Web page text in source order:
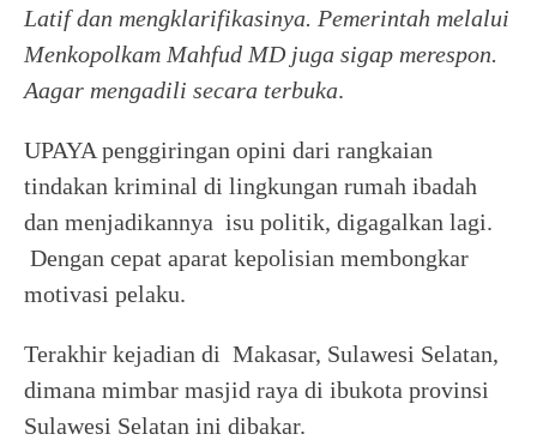
Latif dan mengklarifikasinya. Pemerintah melalui
Menkopolkam Mahfud MD juga sigap merespon.
Aagar mengadili secara terbuka.
UPAYA penggiringan opini dari rangkaian
tindakan kriminal di lingkungan rumah ibadah
dan menjadikannya isu politik, digagalkan lagi.
Dengan cepat aparat kepolisian membongkar
motivasi pelaku.
Terakhir kejadian di Makasar, Sulawesi Selatan,
dimana mimbar masjid raya di ibukota provinsi
Sulawesi Selatan ini dibakar.